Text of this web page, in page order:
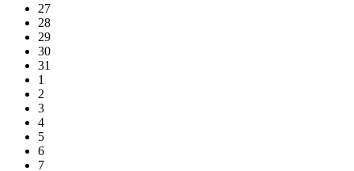
27
28
29
30
31
1
2
3
4
5
6
7